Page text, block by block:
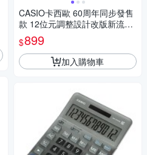
CASIO卡西歐 60周年同步發售
款 12位元調整設計改版新流線
桌上型計算機-黑(JT-200T-BK)
$899
加入購物車